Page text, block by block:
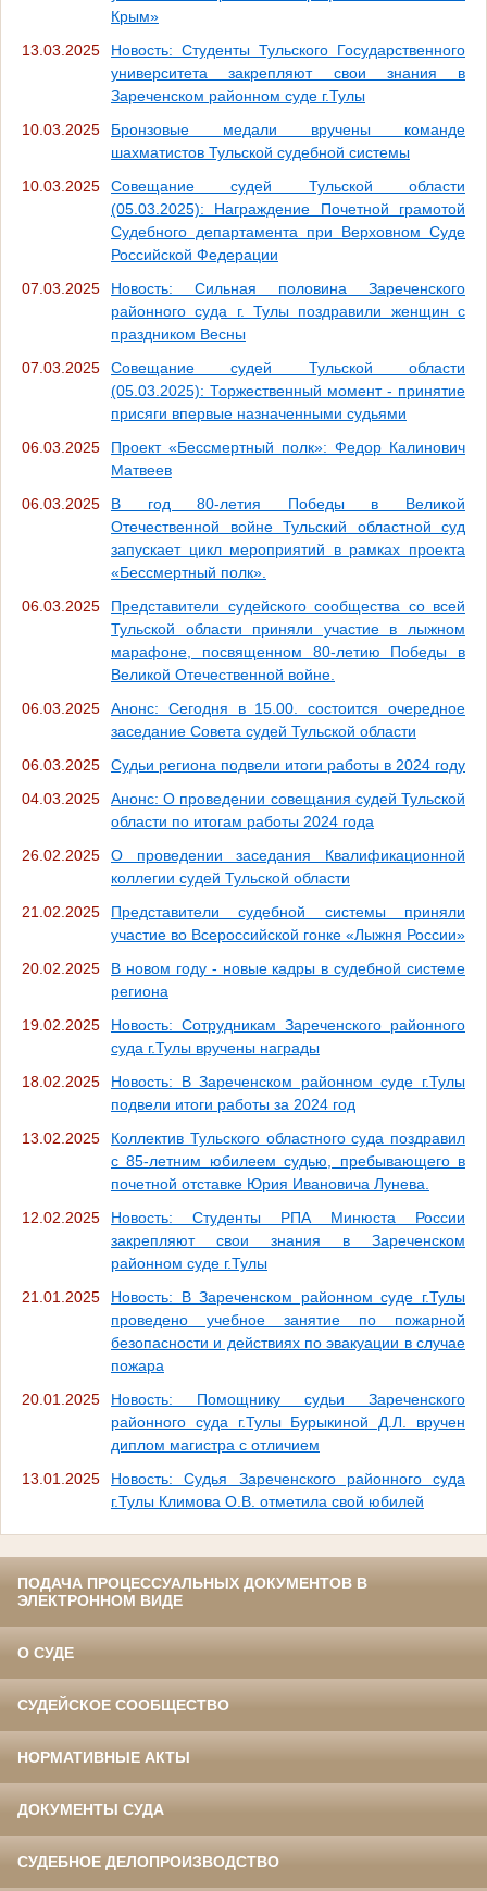
Крым»
13.03.2025
Новость: Студенты Тульского Государственного
университета закрепляют свои знания в
Зареченском районном суде г.Тулы
10.03.2025
Бронзовые медали вручены команде
шахматистов Тульской судебной системы
10.03.2025
Совещание судей Тульской области
(05.03.2025): Награждение Почетной грамотой
Судебного департамента при Верховном Суде
Российской Федерации
07.03.2025
Новость: Сильная половина Зареченского
районного суда г. Тулы поздравили женщин с
праздником Весны
07.03.2025
Совещание судей Тульской области
(05.03.2025): Торжественный момент - принятие
присяги впервые назначенными судьями
06.03.2025
Проект «Бессмертный полк»: Федор Калинович
Матвеев
06.03.2025
В год 80-летия Победы в Великой
Отечественной войне Тульский областной суд
запускает цикл мероприятий в рамках проекта
«Бессмертный полк».
06.03.2025
Представители судейского сообщества со всей
Тульской области приняли участие в лыжном
марафоне, посвященном 80-летию Победы в
Великой Отечественной войне.
06.03.2025
Анонс: Сегодня в 15.00. состоится очередное
заседание Совета судей Тульской области
06.03.2025
Судьи региона подвели итоги работы в 2024 году
04.03.2025
Анонс: О проведении совещания судей Тульской
области по итогам работы 2024 года
26.02.2025
О проведении заседания Квалификационной
коллегии судей Тульской области
21.02.2025
Представители судебной системы приняли
участие во Всероссийской гонке «Лыжня России»
20.02.2025
В новом году - новые кадры в судебной системе
региона
19.02.2025
Новость: Сотрудникам Зареченского районного
суда г.Тулы вручены награды
18.02.2025
Новость: В Зареченском районном суде г.Тулы
подвели итоги работы за 2024 год
13.02.2025
Коллектив Тульского областного суда поздравил
с 85-летним юбилеем судью, пребывающего в
почетной отставке Юрия Ивановича Лунева.
12.02.2025
Новость: Студенты РПА Минюста России
закрепляют свои знания в Зареченском
районном суде г.Тулы
21.01.2025
Новость: В Зареченском районном суде г.Тулы
проведено учебное занятие по пожарной
безопасности и действиях по эвакуации в случае
пожара
20.01.2025
Новость: Помощнику судьи Зареченского
районного суда г.Тулы Бурыкиной Д.Л. вручен
диплом магистра с отличием
13.01.2025
Новость: Судья Зареченского районного суда
г.Тулы Климова О.В. отметила свой юбилей
ПОДАЧА ПРОЦЕССУАЛЬНЫХ ДОКУМЕНТОВ В
ЭЛЕКТРОННОМ ВИДЕ
О СУДЕ
СУДЕЙСКОЕ СООБЩЕСТВО
НОРМАТИВНЫЕ АКТЫ
ДОКУМЕНТЫ СУДА
СУДЕБНОЕ ДЕЛОПРОИЗВОДСТВО